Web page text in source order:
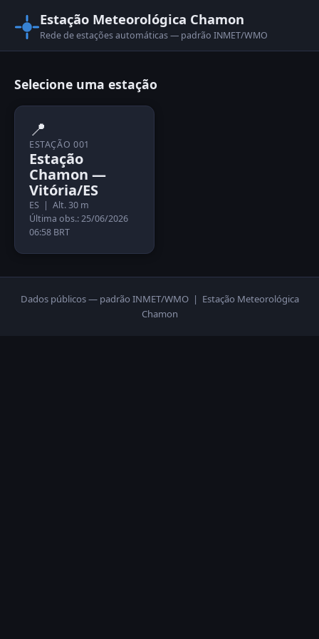
Estação Meteorológica Chamon
Rede de estações automáticas — padrão INMET/WMO
Selecione uma estação
📍
ESTAÇÃO 001
Estação
Chamon —
Vitória/ES
ES | Alt. 30 m
Última obs.: 25/06/2026
06:58 BRT
Dados públicos — padrão INMET/WMO | Estação Meteorológica
Chamon